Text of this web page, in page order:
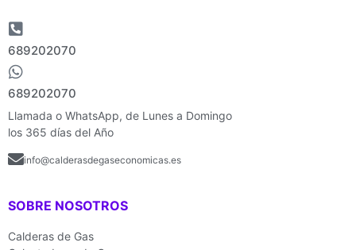
689202070
689202070
Llamada o WhatsApp, de Lunes a Domingo
los 365 días del Año
info@calderasdegaseconomicas.es
SOBRE NOSOTROS
Calderas de Gas